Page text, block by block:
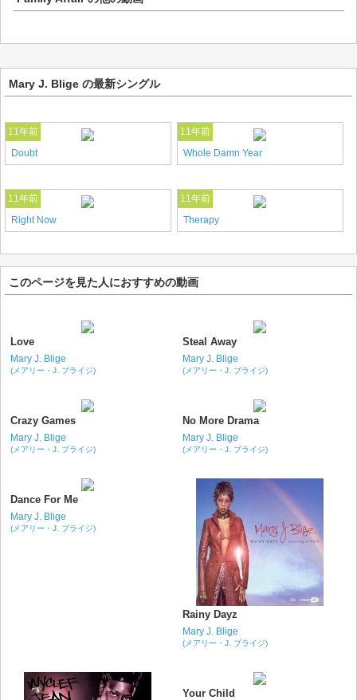
Mary J. Blige の最新シングル
11年前
Doubt
11年前
Whole Damn Year
11年前
Right Now
11年前
Therapy
このページを見た人におすすめの動画
Love
Mary J. Blige
(メアリー・J. ブライジ)
Steal Away
Mary J. Blige
(メアリー・J. ブライジ)
Crazy Games
Mary J. Blige
(メアリー・J. ブライジ)
No More Drama
Mary J. Blige
(メアリー・J. ブライジ)
Dance For Me
Mary J. Blige
(メアリー・J. ブライジ)
Rainy Dayz
Mary J. Blige
(メアリー・J. ブライジ)
Your Child